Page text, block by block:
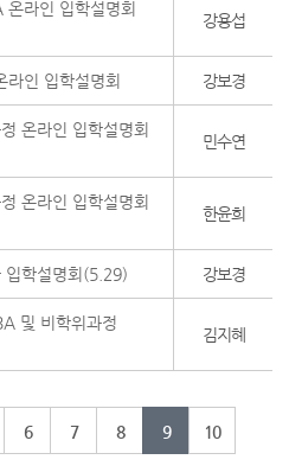
라인 입학설명회
강용섭
인 입학설명회 강보경
온라인 입학설명회
민수연
온라인 입학설명회
한윤희
입학설명회(5.29) 강보경
및 비학위과정
김지혜
6 7 8 9 10